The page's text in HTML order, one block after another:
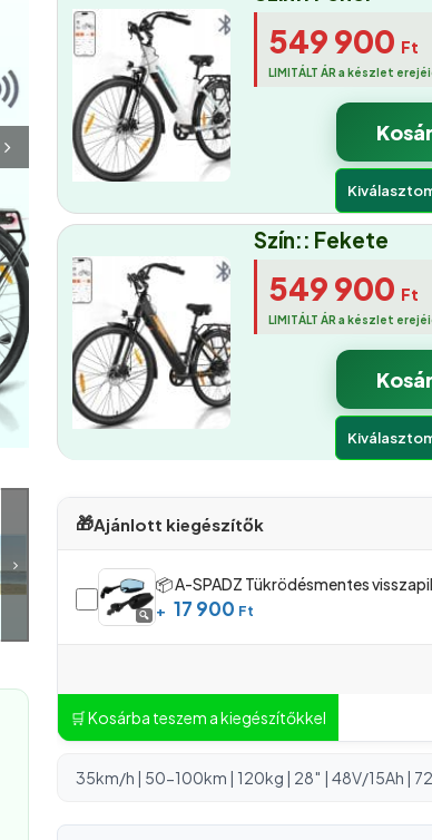
549 900 Ft
LIMITÁLT ÁR a készlet
Szín:: Fekete
549 900 Ft
LIMITÁLT ÁR a készlet
🎁Ajánlott kiegészítők
🔍
📦 A-SPADZ Tükrödésmentes
+ 17 900 Ft
🛒 Kosárba teszem a kiegészítőkkel
35km/h | 50-100km | 120kg | 28″ | 48V/15Ah |